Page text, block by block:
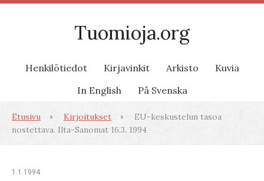
Tuomioja.org
Henkilötiedot Kirjavinkit Arkisto
Kuvia
In English
På Svenska
Etusivu Kirjoitukset
EU-keskustelun tasoa
nostettava. Ilta-Sanomat 16.3. 1994
1.1.1994